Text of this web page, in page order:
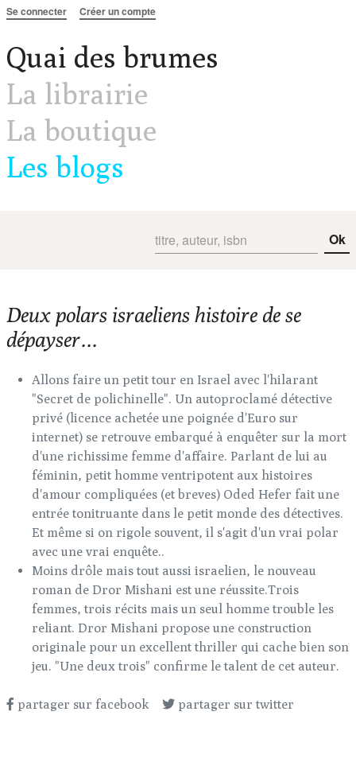
Aller au contenu
Se connecter Créer un compte
La librairie
La boutique
Les blogs
Quai des brumes
Ok
Deux polars israeliens histoire de se
dépayser...
Allons faire un petit tour en Israel avec l'hilarant
"Secret de polichinelle". Un autoproclamé détective
privé (licence achetée une poignée d'Euro sur
internet) se retrouve embarqué à enquêter sur la mort
d'une richissime femme d'affaire. Parlant de lui au
féminin, petit homme ventripotent aux histoires
d'amour compliquées (et breves) Oded Hefer fait une
entrée tonitruante dans le petit monde des détectives.
Et même si on rigole souvent, il s'agit d'un vrai polar
avec une vrai enquête..
Moins drôle mais tout aussi israelien, le nouveau
roman de Dror Mishani est une réussite.Trois
femmes, trois récits mais un seul homme trouble les
reliant. Dror Mishani propose une construction
originale pour un excellent thriller qui cache bien son
jeu. "Une deux trois" confirme le talent de cet auteur.
partager sur facebook partager sur twitter